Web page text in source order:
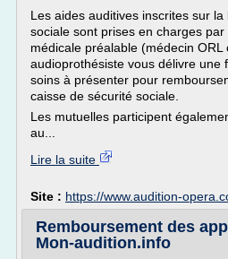
Les aides auditives inscrites sur
sociale sont prises en charges
médicale préalable (médecin
audioprothésiste vous délivre une
soins à présenter pour
caisse de sécurité sociale.
Les mutuelles participent
au...
Lire la suite
Site : https://www.audition-
Remboursement des
Mon-audition.info